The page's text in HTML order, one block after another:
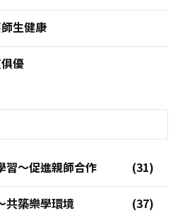
生健康
優
習～促進親師合作
共築樂學環境